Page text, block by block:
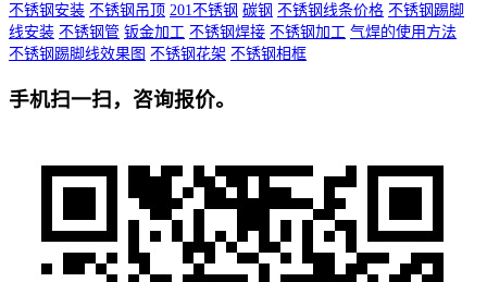
不锈钢安装 不锈钢吊顶 201不锈钢 碳钢 不锈钢线条价格 不锈钢踢脚
线安装 不锈钢管 钣金加工 不锈钢焊接 不锈钢加工 气焊的使用方法
不锈钢踢脚线效果图 不锈钢花架 不锈钢相框
手机扫一扫，咨询报价。